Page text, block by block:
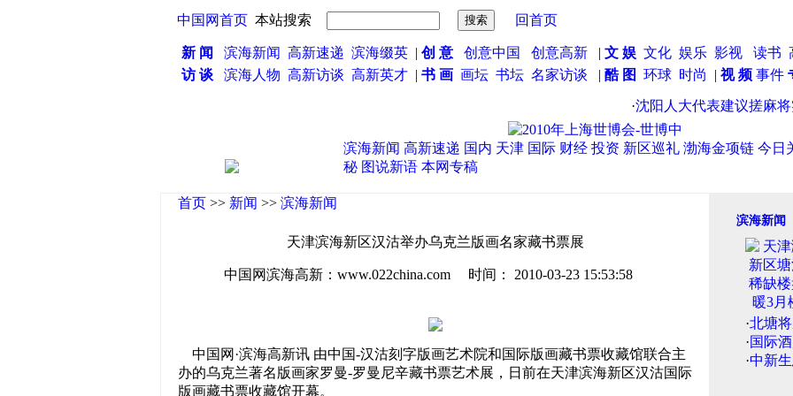
中国网首页 本站搜索 回首页
新 闻 滨海新闻 高新速递 滨海缀英| 创 意 创意中国 创意高新 | 文 娱 文化 娱乐 影视 读书
访 谈
滨海人物 高新访谈 高新英才 | 书 画 画坛 书坛 名家访谈 | 酷 图 环球 时尚 | 视 频事件
沈阳人大代表建议搓麻将
滨海新闻 高新速递 国内 天津 国际 财经 投资 新区巡礼 渤海金项链 今日
秘 图说新语 本网专稿
首页 >> 新闻 >> 滨海新闻
天津滨海新区汉沽举办乌克兰版画名家藏书票展
中国网滨海高新：www.022china.com 时间： 2010-03-23 15:53:58
中国网·滨海高新讯 由中国-汉沽刻字版画艺术院和国际版画藏书票收藏馆联合主
办的乌克兰著名版画家罗曼-罗曼尼辛藏书票艺术展，日前在天津滨海新区汉沽国际
版画藏书票收藏馆开幕。
滨海新闻
·北塘
·国际
·中新